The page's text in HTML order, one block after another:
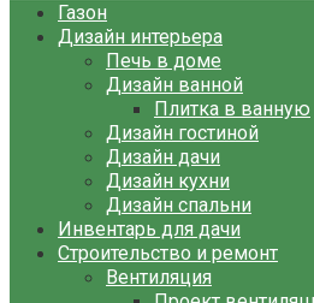
Газон
Дизайн интерьера
Печь в доме
Дизайн ванной
Плитка в ванную
Дизайн гостиной
Дизайн дачи
Дизайн кухни
Дизайн спальни
Инвентарь для дачи
Строительство и ремонт
Вентиляция